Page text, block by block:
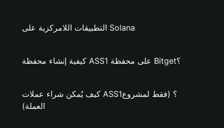
التطبيقات اللامركزية على Solana
كيفية إنشاء محفظة ASS1 على محفظة Bitget؟
كيف يُمكن شراء عملات ASS1؟ (فقط لمشروع
العملة)